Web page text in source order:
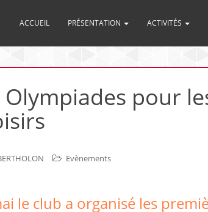
ACCUEIL PRÉSENTATION ACTIVITÉS
pour
Evènements
le club a organisé les